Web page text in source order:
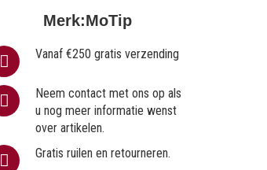
Merk:MoTip
Vanaf €250 gratis verzending
Neem contact met ons op als
u nog meer informatie wenst
over artikelen.
Gratis ruilen en retourneren.